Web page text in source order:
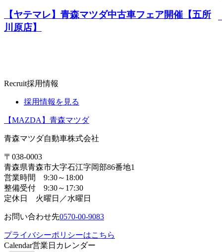
【ヤテマレ】青森マツダ中古車フェア開催【五所
川原店】
Recruit採用情報
採用情報を見る
【MAZDA】青森マツダ
青森マツダ自動車株式会社
〒038-0003
青森県青森市大字石江字岡部86番地1
営業時間 9:30～18:00
整備受付 9:30～17:30
定休日 火曜日／水曜日
お問い合わせ先0570-00-9083
プライバシーポリシーはこちら
Calendar営業日カレンダー